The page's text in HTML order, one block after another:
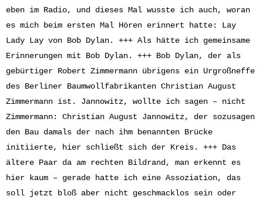
eben im Radio, und dieses Mal wusste ich auch, woran
es mich beim ersten Mal Hören erinnert hatte: Lay
Lady Lay von Bob Dylan. +++ Als hätte ich gemeinsame
Erinnerungen mit Bob Dylan. +++ Bob Dylan, der als
gebürtiger Robert Zimmermann übrigens ein Urgroßneffe
des Berliner Baumwollfabrikanten Christian August
Zimmermann ist. Jannowitz, wollte ich sagen – nicht
Zimmermann: Christian August Jannowitz, der sozusagen
den Bau damals der nach ihm benannten Brücke
initiierte, hier schließt sich der Kreis. +++ Das
ältere Paar da am rechten Bildrand, man erkennt es
hier kaum – gerade hatte ich eine Assoziation, das
soll jetzt bloß aber nicht geschmacklos sein oder